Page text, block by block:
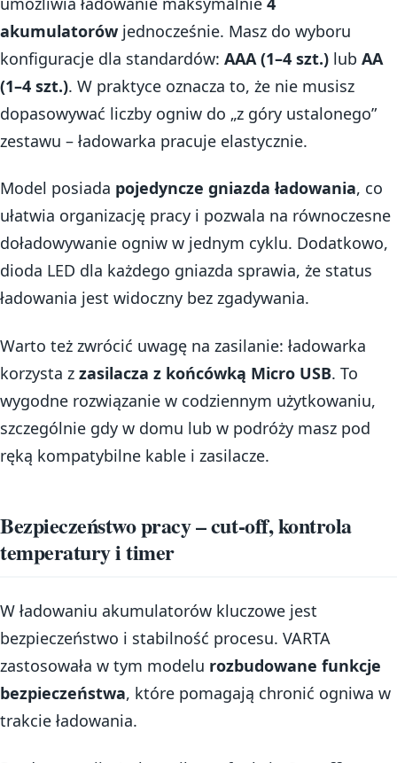
akumulatorów jednocześnie. Masz do wyboru
konfiguracje dla standardów: AAA (1–4 szt.) lub AA
(1–4 szt.). W praktyce oznacza to, że nie musisz
dopasowywać liczby ogniw do „z góry ustalonego”
zestawu – ładowarka pracuje elastycznie.
Model posiada pojedyncze gniazda ładowania, co
ułatwia organizację pracy i pozwala na równoczesne
doładowywanie ogniw w jednym cyklu. Dodatkowo,
dioda LED dla każdego gniazda sprawia, że status
ładowania jest widoczny bez zgadywania.
Warto też zwrócić uwagę na zasilanie: ładowarka
korzysta z zasilacza z końcówką Micro USB. To
wygodne rozwiązanie w codziennym użytkowaniu,
szczególnie gdy w domu lub w podróży masz pod
ręką kompatybilne kable i zasilacze.
Bezpieczeństwo pracy – cut-off, kontrola
temperatury i timer
W ładowaniu akumulatorów kluczowe jest
bezpieczeństwo i stabilność procesu. VARTA
zastosowała w tym modelu rozbudowane funkcje
bezpieczeństwa, które pomagają chronić ogniwa w
trakcie ładowania.